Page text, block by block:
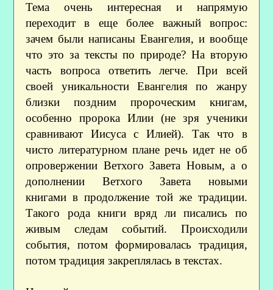
Тема очень интересная и напрямую
переходит в еще более важный вопрос:
зачем были написаны Евангелия, и вообще
что это за тексты по природе? На вторую
часть вопроса ответить легче. При всей
своей уникальности Евангелия по жанру
близки поздним пророческим книгам,
особенно пророка Илии (не зря ученики
сравнивают Иисуса с Илией). Так что в
чисто литературном плане речь идет не об
опровержении Ветхого Завета Новым, а о
дополнении Ветхого Завета новыми
книгами в продолжение той же традиции.
Такого рода книги вряд ли писались по
живым следам событий. Происходили
события, потом формировалась традиция,
потом традиция закреплялась в текстах.